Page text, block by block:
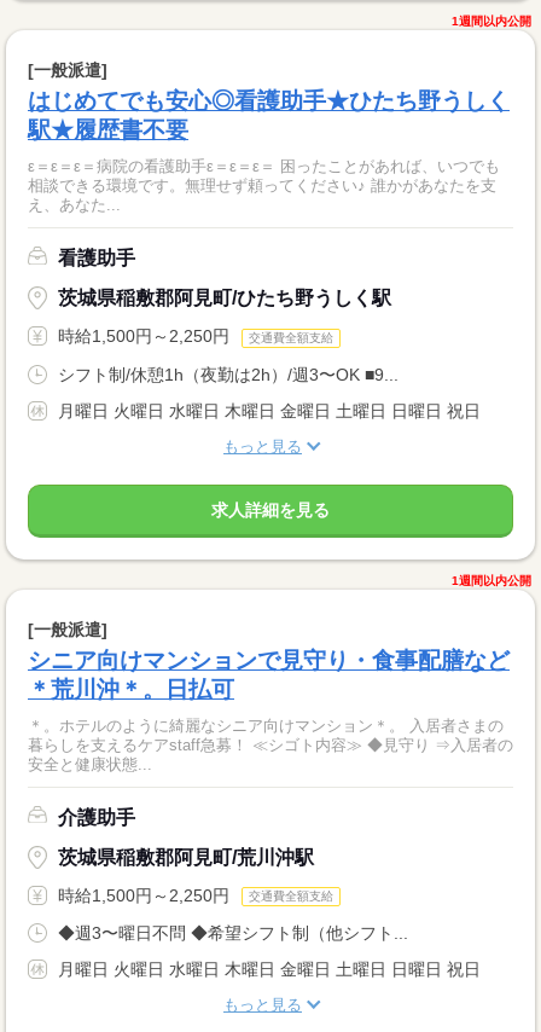
1週間以内公開
[一般派遣]
はじめてでも安心◎看護助手★ひたち野うしく
駅★履歴書不要
ε＝ε＝ε＝病院の看護助手ε＝ε＝ε＝ 困ったことがあれば、いつでも
相談できる環境です。無理せず頼ってください♪ 誰かがあなたを支
え、あなた...
看護助手
茨城県稲敷郡阿見町/ひたち野うしく駅
時給1,500円～2,250円 交通費全額支給
シフト制/休憩1h（夜勤は2h）/週3〜OK ■9...
月曜日 火曜日 水曜日 木曜日 金曜日 土曜日 日曜日 祝日
もっと見る
求人詳細を見る
1週間以内公開
[一般派遣]
シニア向けマンションで見守り・食事配膳など
＊荒川沖＊。日払可
＊。ホテルのように綺麗なシニア向けマンション＊。 入居者さまの
暮らしを支えるケアstaff急募！ ≪シゴト内容≫ ◆見守り ⇒入居者の
安全と健康状態...
介護助手
茨城県稲敷郡阿見町/荒川沖駅
時給1,500円～2,250円 交通費全額支給
◆週3〜曜日不問 ◆希望シフト制（他シフト...
月曜日 火曜日 水曜日 木曜日 金曜日 土曜日 日曜日 祝日
もっと見る